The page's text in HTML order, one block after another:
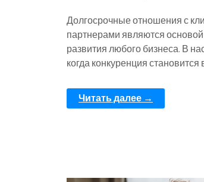
Долгосрочные отношения с
партнерами являются
развития любого бизнеса. В
когда конкуренция
Читать далее →